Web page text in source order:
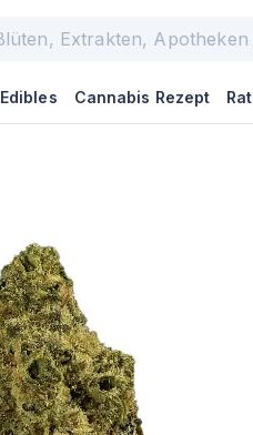
Edibles Cannabis Rezept